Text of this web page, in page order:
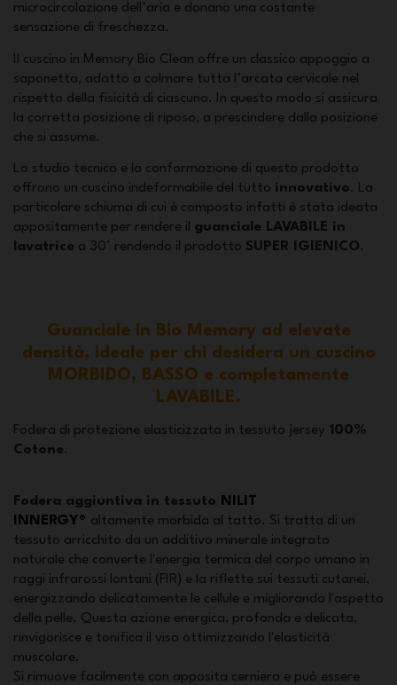
microcircolazione dell’aria e donano una costante
sensazione di freschezza.
Il cuscino in Memory Bio Clean offre un classico appoggio a
saponetta, adatto a colmare tutta l’arcata cervicale nel
rispetto della fisicità di ciascuno. In questo modo si assicura
la corretta posizione di riposo, a prescindere dalla posizione
che si assume.
Lo studio tecnico e la conformazione di questo prodotto
offrono un cuscino indeformabile del tutto innovativo. La
particolare schiuma di cui è composto infatti è stata ideata
appositamente per rendere il guanciale LAVABILE in
lavatrice a 30° rendendo il prodotto SUPER IGIENICO.
Guanciale in Bio Memory ad elevate
densità, ideale per chi desidera un cuscino
MORBIDO, BASSO e completamente
LAVABILE.
Fodera di protezione elasticizzata in tessuto jersey 100%
Cotone.
Fodera aggiuntiva in tessuto
NILIT
INNERGY® altamente morbida al tatto. Si tratta di un
tessuto arricchito da un additivo minerale integrato
naturale che converte l'energia termica del corpo umano in
raggi infrarossi lontani (FIR) e la riflette sui tessuti cutanei,
energizzando delicatamente le cellule e migliorando l'aspetto
della pelle. Questa azione energica, profonda e delicata,
rinvigorisce e tonifica il viso ottimizzando l'elasticità
muscolare.
Si rimuove facilmente con apposita cerniera e può essere